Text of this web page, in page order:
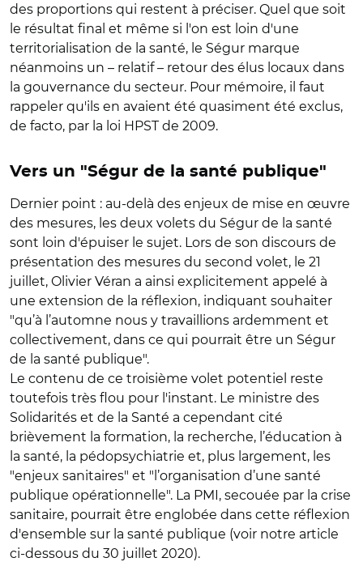
des proportions qui restent à préciser. Quel que soit
le résultat final et même si l'on est loin d'une
territorialisation de la santé, le Ségur marque
néanmoins un – relatif – retour des élus locaux dans
la gouvernance du secteur. Pour mémoire, il faut
rappeler qu'ils en avaient été quasiment été exclus,
de facto, par la loi HPST de 2009.
Vers un "Ségur de la santé publique"
Dernier point : au-delà des enjeux de mise en œuvre
des mesures, les deux volets du Ségur de la santé
sont loin d'épuiser le sujet. Lors de son discours de
présentation des mesures du second volet, le 21
juillet, Olivier Véran a ainsi explicitement appelé à
une extension de la réflexion, indiquant souhaiter
"qu’à l’automne nous y travaillions ardemment et
collectivement, dans ce qui pourrait être un Ségur
de la santé publique".
Le contenu de ce troisième volet potentiel reste
toutefois très flou pour l'instant. Le ministre des
Solidarités et de la Santé a cependant cité
brièvement la formation, la recherche, l’éducation à
la santé, la pédopsychiatrie et, plus largement, les
"enjeux sanitaires" et "l’organisation d’une santé
publique opérationnelle". La PMI, secouée par la crise
sanitaire, pourrait être englobée dans cette réflexion
d'ensemble sur la santé publique (voir notre article
ci-dessous du 30 juillet 2020).